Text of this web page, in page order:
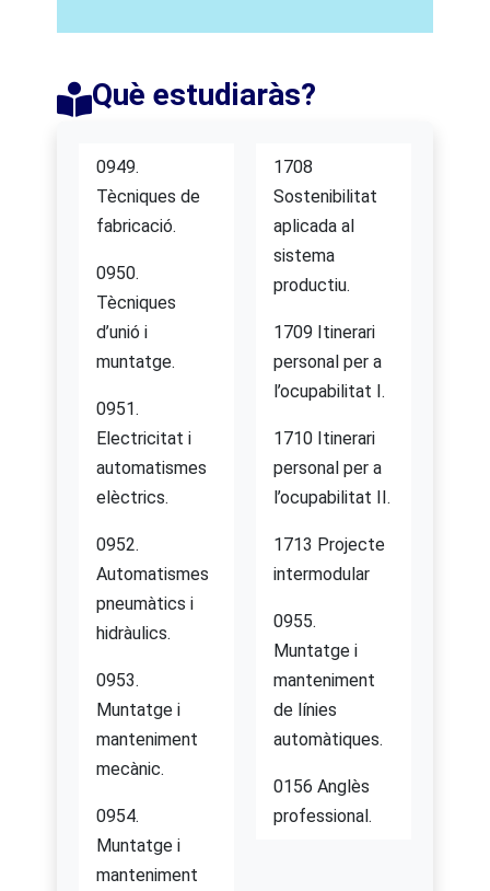
Què estudiaràs?​
0949.
Tècniques de
fabricació.
0950.
Tècniques
d’unió i
muntatge.
0951.
Electricitat i
automatismes
elèctrics.
0952.
Automatismes
pneumàtics i
hidràulics.
0953.
Muntatge i
manteniment
mecànic.
0954.
Muntatge i
manteniment
1708
Sostenibilitat
aplicada al
sistema
productiu.
1709 Itinerari
personal per a
l’ocupabilitat I.
1710 Itinerari
personal per a
l’ocupabilitat II.
1713 Projecte
intermodular
0955.
Muntatge i
manteniment
de línies
automàtiques.
0156 Anglès
professional.